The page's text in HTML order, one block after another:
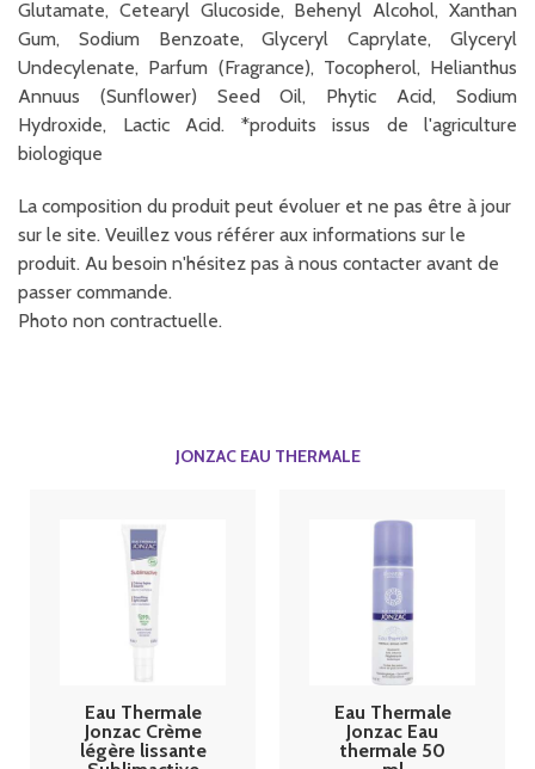
Glutamate, Cetearyl Glucoside, Behenyl Alcohol, Xanthan
Gum, Sodium Benzoate, Glyceryl Caprylate, Glyceryl
Undecylenate, Parfum (Fragrance), Tocopherol, Helianthus
Annuus (Sunflower) Seed Oil, Phytic Acid, Sodium
Hydroxide, Lactic Acid. *produits issus de l'agriculture
biologique
La composition du produit peut évoluer et ne pas être à jour
sur le site. Veuillez vous référer aux informations sur le
produit. Au besoin n'hésitez pas à nous contacter avant de
passer commande.
Photo non contractuelle.
JONZAC EAU THERMALE
Eau Thermale
Jonzac Crème
légère lissante
Eau Thermale
Jonzac Eau
thermale 50